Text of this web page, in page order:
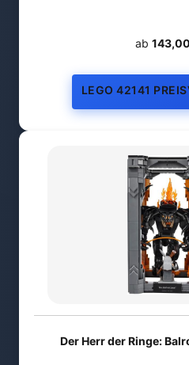
ab
LEGO 42141
Der Herr der Ringe: